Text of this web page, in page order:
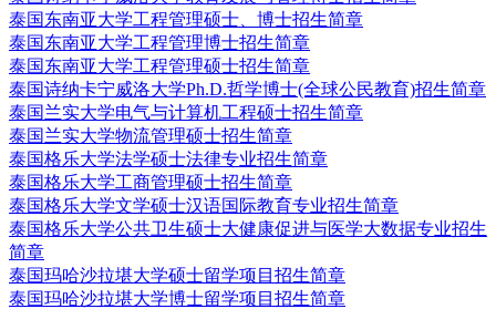
泰国东南亚大学工程管理硕士、博士招生简章
泰国东南亚大学工程管理博士招生简章
泰国东南亚大学工程管理硕士招生简章
泰国诗纳卡宁威洛大学Ph.D.哲学博士(全球公民教育)招生简章
泰国兰实大学电气与计算机工程硕士招生简章
泰国兰实大学物流管理硕士招生简章
泰国格乐大学法学硕士法律专业招生简章
泰国格乐大学工商管理硕士招生简章
泰国格乐大学文学硕士汉语国际教育专业招生简章
泰国格乐大学公共卫生硕士大健康促进与医学大数据专业招生
简章
泰国玛哈沙拉堪大学硕士留学项目招生简章
泰国玛哈沙拉堪大学博士留学项目招生简章